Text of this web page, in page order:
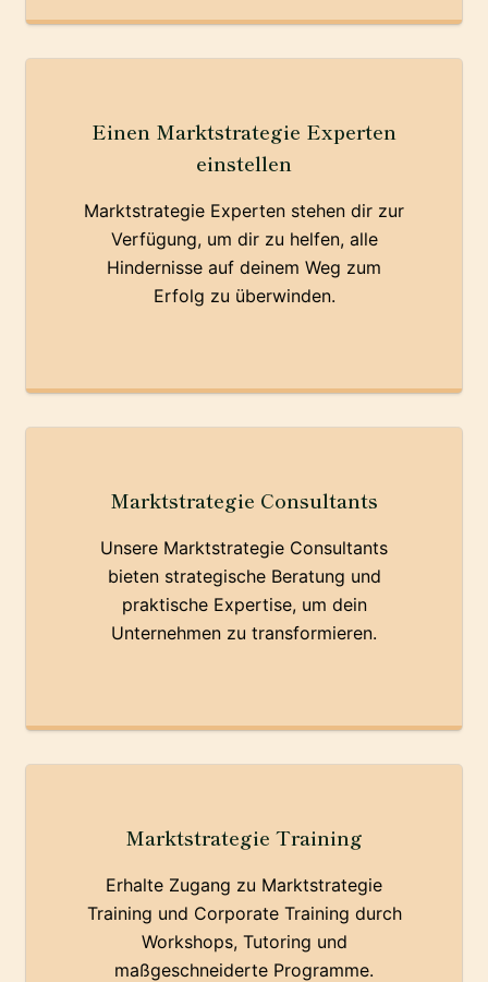
Einen Marktstrategie Experten
einstellen
Marktstrategie Experten stehen dir zur
Verfügung, um dir zu helfen, alle
Hindernisse auf deinem Weg zum
Erfolg zu überwinden.
Marktstrategie Consultants
Unsere Marktstrategie Consultants
bieten strategische Beratung und
praktische Expertise, um dein
Unternehmen zu transformieren.
Marktstrategie Training
Erhalte Zugang zu Marktstrategie
Training und Corporate Training durch
Workshops, Tutoring und
maßgeschneiderte Programme.